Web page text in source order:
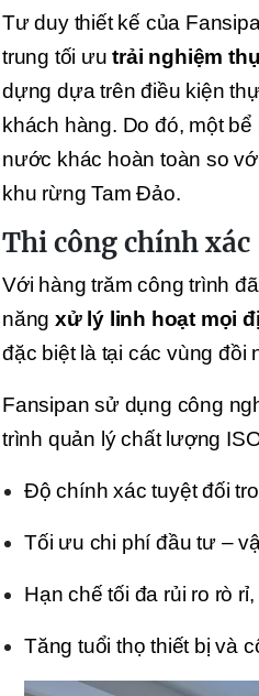
Tư duy thiết kế của
trung tối ưutrải nghiệm
dựng dựa trên điều kiện
khách hàng. Do đó, một
nước khác hoàn toàn so
khu rừng Tam Đảo.
Thi công chính
Với hàng trăm công trình
năng xử lý linh hoạt mọi
đặc biệt là tại các vùng đồi
Fansipan sử dụng công
trình quản lý chất lượng
Độ chính xác tuyệt đối
Tối ưu chi phí đầu tư –
Hạn chế tối đa rủi ro rò
Tăng tuổi thọ thiết bị và